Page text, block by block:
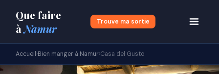
Que faire
àNamur Trouve ma sortie
Accueil ›Bien manger à Namur›Casa del Gusto